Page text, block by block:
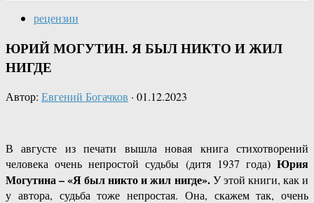
рецензии
ЮРИЙ МОГУТИН. Я БЫЛ НИКТО И ЖИЛ
НИГДЕ
Автор: Евгений Богачков · 01.12.2023
В августе из печати вышла новая книга стихотворений
человека очень непростой судьбы (дитя 1937 года) Юрия
Могутина – «Я был никто и жил нигде».У этой книги, как и
у автора, судьба тоже непростая. Она, скажем так, очень